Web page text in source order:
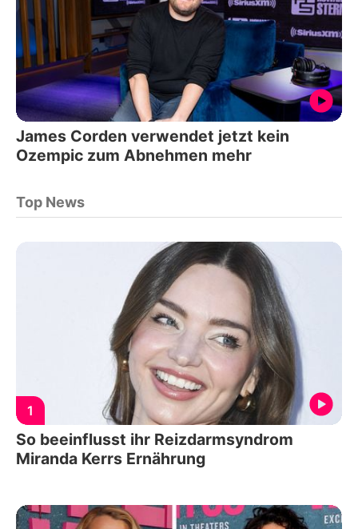
James Corden verwendet jetzt kein
Ozempic zum Abnehmen mehr
Top News
1
So beeinflusst ihr Reizdarmsyndrom
Miranda Kerrs Ernährung